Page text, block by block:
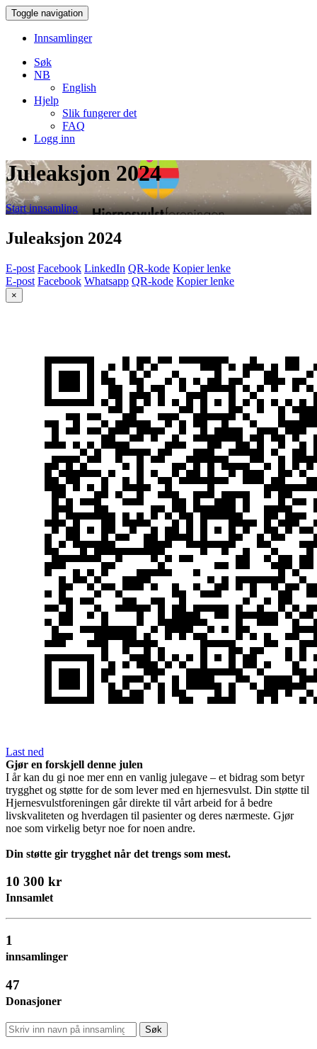
Toggle navigation
Innsamlinger
Søk
NB
English
Hjelp
Slik fungerer det
FAQ
Logg inn
Juleaksjon 2024
Start innsamling
Juleaksjon 2024
E-post Facebook LinkedIn QR-kode Kopier lenke
E-post Facebook Whatsapp QR-kode Kopier lenke
×
Last ned
Gjør en forskjell denne julen
I år kan du gi noe mer enn en vanlig julegave – et bidrag som betyr
trygghet og støtte for de som lever med en hjernesvulst. Din støtte til
Hjernesvulstforeningen går direkte til vårt arbeid for å bedre
livskvaliteten og hverdagen til pasienter og deres nærmeste. Gjør
noe som virkelig betyr noe for noen andre.
Din støtte gir trygghet når det trengs som mest.
10 300 kr
Innsamlet
1
innsamlinger
47
Donasjoner
Søk